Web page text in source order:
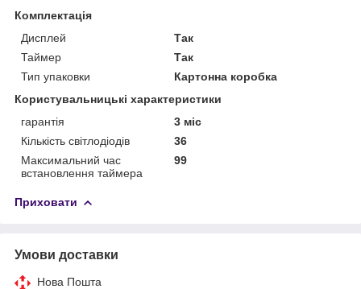
Комплектація
Дисплей
Так
Таймер
Так
Тип упаковки
Картонна коробка
Користувальницькі характеристики
гарантія
3 міс
Кількість світлодіодів
36
Максимальний час
встановлення таймера
99
Приховати
Умови доставки
Нова Пошта